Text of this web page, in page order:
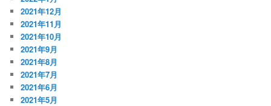
2021年12月
2021年11月
2021年10月
2021年9月
2021年8月
2021年7月
2021年6月
2021年5月